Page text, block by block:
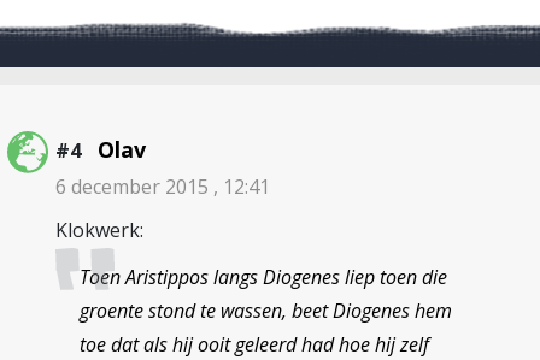
#4 Olav
6 december 2015 , 12:41
Klokwerk:
Toen Aristippos langs Diogenes liep toen die
groente stond te wassen, beet Diogenes hem
toe dat als hij ooit geleerd had hoe hij zelf